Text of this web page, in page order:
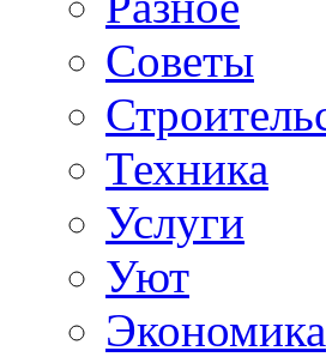
Советы
Техника
Услуги
Уют
Экономика